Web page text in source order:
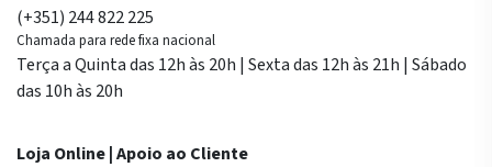
(+351) 244 822 225
Chamada para rede fixa nacional
Terça a Quinta das 12h às 20h | Sexta das 12h às 21h | Sábado
das 10h às 20h
Loja Online | Apoio ao Cliente